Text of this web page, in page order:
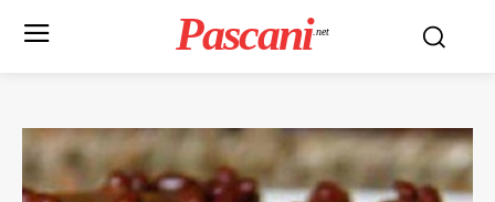
Pascani .net